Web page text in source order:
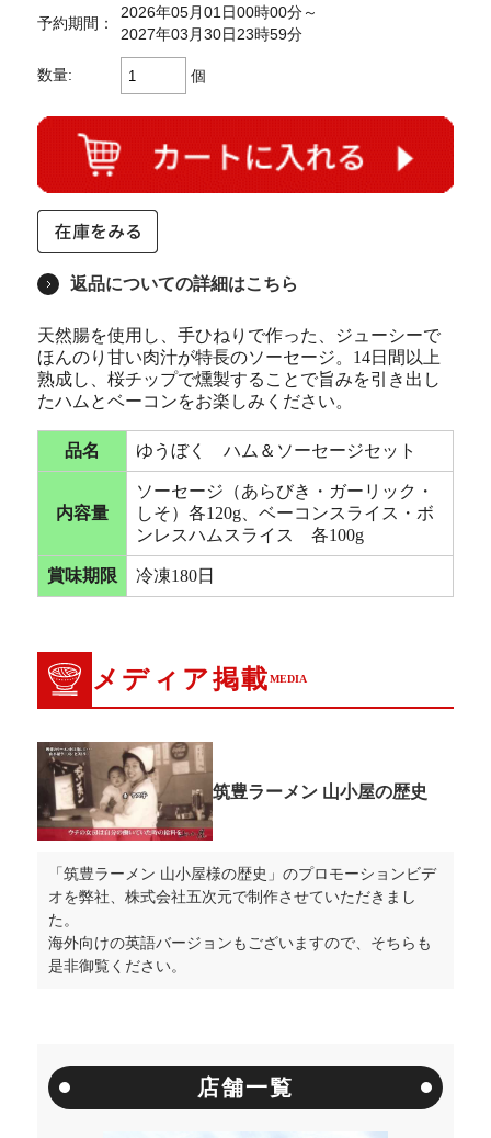
予約期間：
2026年05月01日00時00分～
2027年03月30日23時59分
数量: 個
返品についての詳細はこちら
天然腸を使用し、手ひねりで作った、ジューシーで
ほんのり甘い肉汁が特長のソーセージ。14日間以上
熟成し、桜チップで燻製することで旨みを引き出し
たハムとベーコンをお楽しみください。
品名 ゆうぼく ハム＆ソーセージセット
内容量
ソーセージ（あらびき・ガーリック・
しそ）各120g、ベーコンスライス・ボ
ンレスハムスライス 各100g
賞味期限 冷凍180日
メディア掲載MEDIA
筑豊ラーメン 山小屋の歴史
「筑豊ラーメン 山小屋様の歴史」のプロモーションビデ
オを弊社、株式会社五次元で制作させていただきまし
た。
海外向けの英語バージョンもございますので、そちらも
是非御覧ください。
店舗一覧